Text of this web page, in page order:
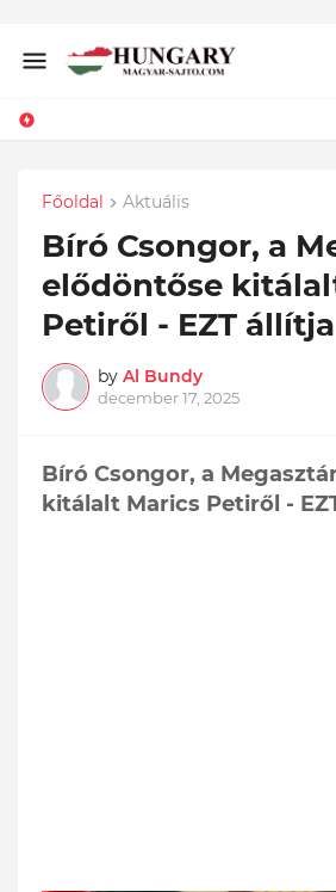
Főoldal Aktuális
Bíró Csongor, a
elődöntőse
Petiről - EZT állítja
by Al Bundy
december 17, 2025
Bíró Csongor, a
kitálalt Marics Petiről -